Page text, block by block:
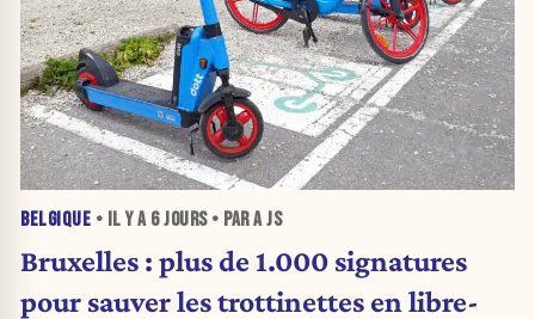
BELGIQUE • IL Y A 6 JOURS• PAR A JS
Bruxelles : plus de 1.000 signatures
pour sauver les trottinettes en libre-